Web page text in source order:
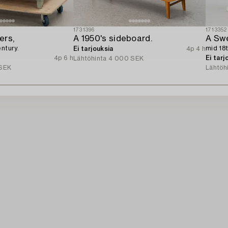
4p 6 h
1731396
A 1950's sideboard.
Ei tarjouksia
4p 4 h
Lähtöhinta 4 000 SEK
1713352
mid
Ei